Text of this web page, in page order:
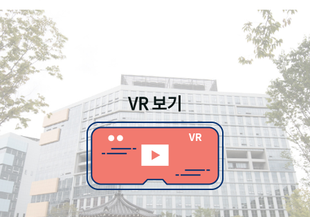
연구 역사
정책과 연구
간행물 변천사
기록물 아카이브
사진 아카이브 문서 기록물 행정박물 영상 기록물
50 주년 기념
성과 50선 숫자로 보는 50년 50 +1주년 광장
VR 보기